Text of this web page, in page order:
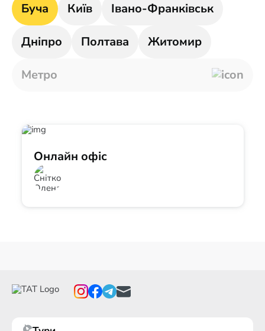
Буча Київ Івано-Франківськ
Дніпро Полтава Житомир
Метро
Онлайн офіс